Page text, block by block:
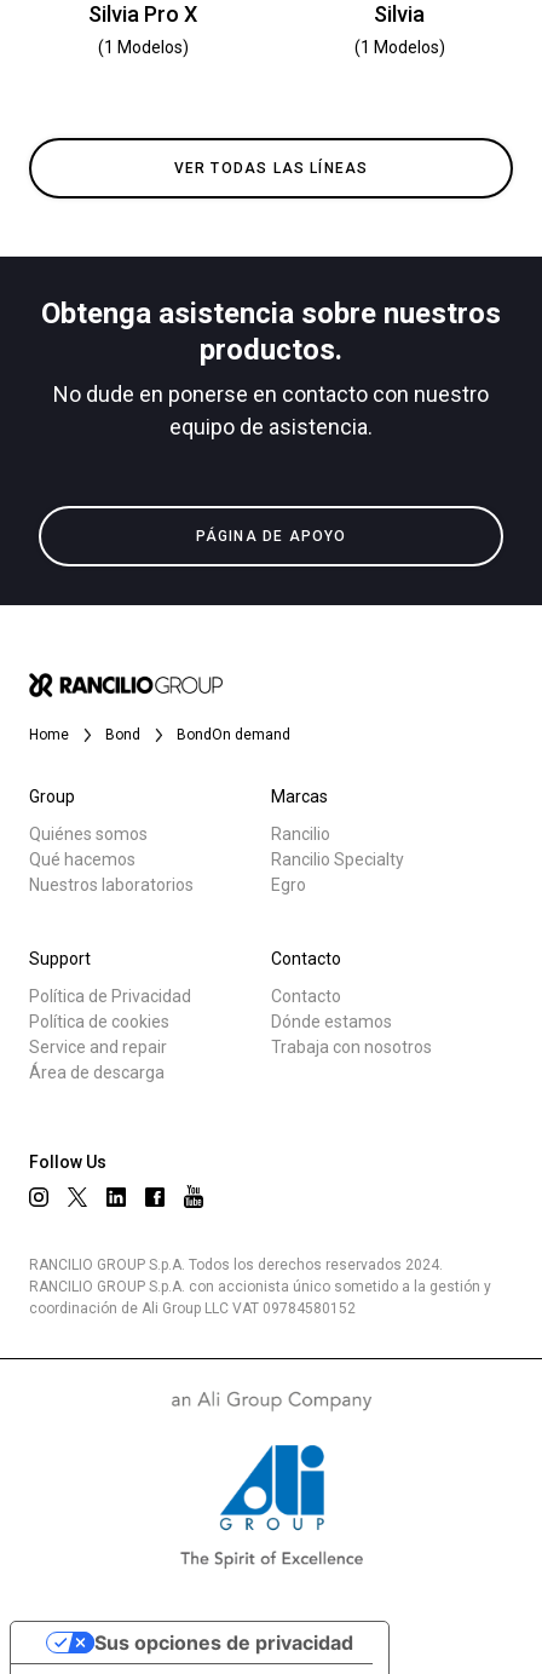
Silvia Pro X
(1 Modelos)
Silvia
(1 Modelos)
VER TODAS LAS LÍNEAS
Obtenga asistencia sobre nuestros
productos.
No dude en ponerse en contacto con nuestro
equipo de asistencia.
PÁGINA DE APOYO
Home Bond BondOn demand
Group
Quiénes somos
Qué hacemos
Nuestros laboratorios
Marcas
Rancilio
Rancilio Specialty
Egro
Support
Política de Privacidad
Política de cookies
Service and repair
Área de descarga
Contacto
Contacto
Dónde estamos
Trabaja con nosotros
Follow Us
RANCILIO GROUP S.p.A. Todos los derechos reservados 2024.
RANCILIO GROUP S.p.A. con accionista único sometido a la gestión y
coordinación de Ali Group LLC VAT 09784580152
Sus opciones de privacidad